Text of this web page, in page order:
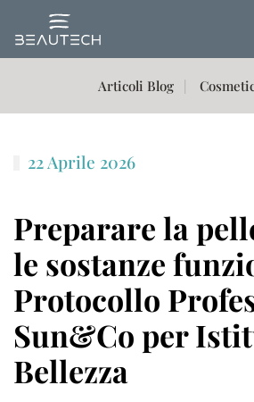
Passa al contenuto principale
Articoli Blog
22 Aprile 2026
Preparare la
le sostanze
Protocollo
Sun&Co per
Bellezza